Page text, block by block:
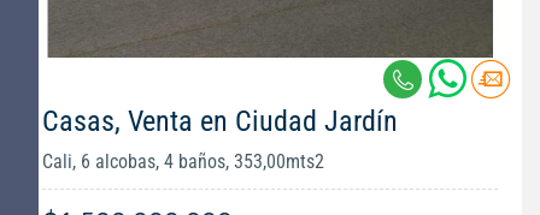
Casas, Venta en Ciudad Jardín
Cali, 6 alcobas, 4 baños, 353,00mts2